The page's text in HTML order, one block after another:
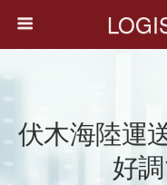
伏木海陸運
好